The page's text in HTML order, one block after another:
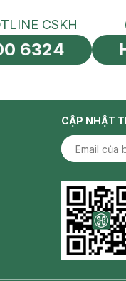
toàn cầu
HOTLINE CSKH
CSKH
6324
CẬP NHẬT